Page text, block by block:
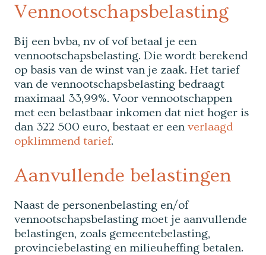
Vennootschapsbelasting
Bij een bvba, nv of vof betaal je een
vennootschapsbelasting. Die wordt berekend
op basis van de winst van je zaak. Het tarief
van de vennootschapsbelasting bedraagt
maximaal 33,99%. Voor vennootschappen
met een belastbaar inkomen dat niet hoger is
dan 322 500 euro, bestaat er eenverlaagd
opklimmend tarief.
Aanvullende belastingen
Naast de personenbelasting en/of
vennootschapsbelasting moet je aanvullende
belastingen, zoals gemeentebelasting,
provinciebelasting en milieuheffing betalen.